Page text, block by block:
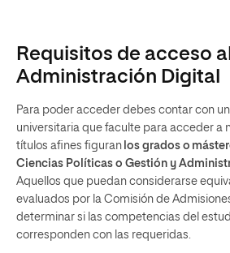
Requisitos de acceso
Administración Digital
Para poder acceder debes contar con
universitaria que faculte para acceder a
títulos afines figuran los grados o
Ciencias Políticas o Gestión y
Aquellos que puedan considerarse
evaluados por la Comisión de
determinar si las competencias del
corresponden con las requeridas.